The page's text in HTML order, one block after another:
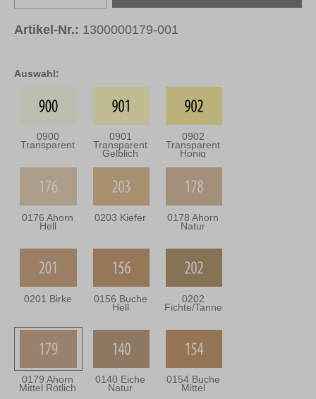
Auswahl:
0900
Transparent
0901
Transparent
Gelblich
0902
Transparent
Honig
0176 Ahorn
Hell
0203 Kiefer 0178 Ahorn
Natur
0201 Birke 0156 Buche
Hell
0202
Fichte/Tanne
0179 Ahorn
Mittel Rötlich
0140 Eiche
Natur
0154 Buche
Mittel
Artikel-Nr.: 1300000179-001